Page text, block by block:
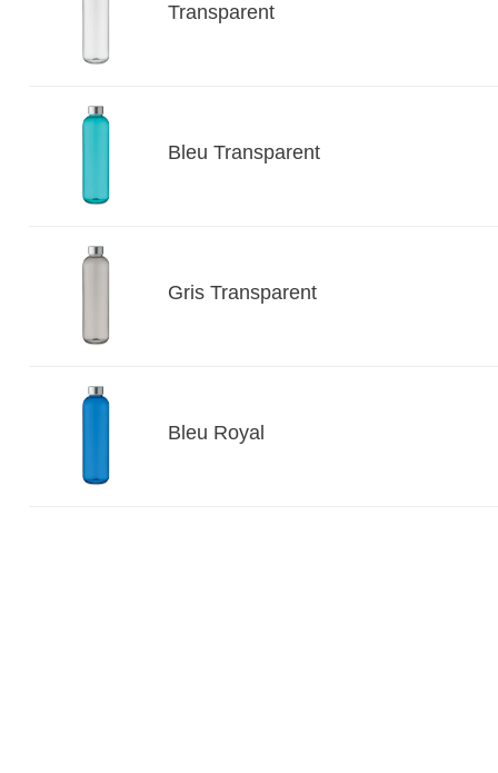
Transparent
Bleu Transparent
Gris Transparent
Bleu Royal